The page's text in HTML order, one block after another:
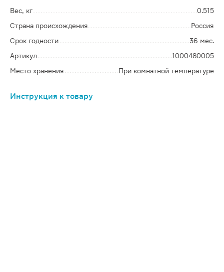
Вес, кг
0.515
Страна происхождения
Россия
Срок годности
36 мес.
Артикул
1000480005
Место хранения
При комнатной температуре
Инструкция к товару